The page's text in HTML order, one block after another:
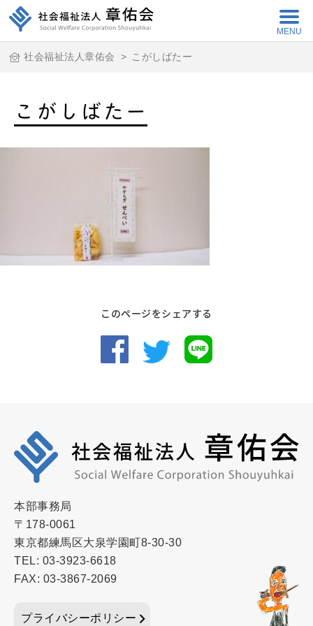
MENU
社会福祉法人章佑会 > こがしばたー
こがしばたー
このページをシェアする
本部事務局
〒178-0061
東京都練馬区大泉学園町8-30-30
TEL: 03-3923-6618
FAX: 03-3867-2069
プライバシーポリシー